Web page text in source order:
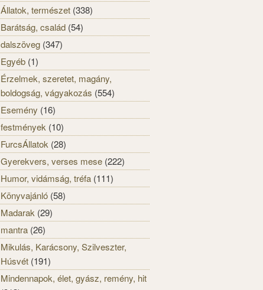
Állatok, természet (338)
Barátság, család (54)
dalszöveg (347)
Egyéb (1)
Érzelmek, szeretet, magány,
boldogság, vágyakozás (554)
Esemény (16)
festmények (10)
FurcsÁllatok (28)
Gyerekvers, verses mese (222)
Humor, vidámság, tréfa (111)
Könyvajánló (58)
Madarak (29)
mantra (26)
Mikulás, Karácsony, Szilveszter,
Húsvét (191)
Mindennapok, élet, gyász, remény, hit